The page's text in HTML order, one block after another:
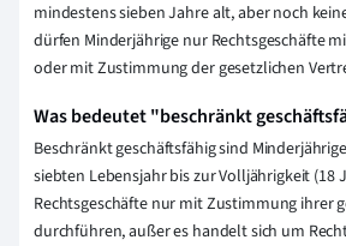
mindestens sieben Jahre alt, aber noch
dürfen Minderjährige nur Rechtsgeschäfte
oder mit Zustimmung der gesetzlichen
Was bedeutet "beschränkt
Beschränkt geschäftsfähig sind
siebten Lebensjahr bis zur Volljährigkeit (18
Rechtsgeschäfte nur mit Zustimmung ihrer
durchführen, außer es handelt sich um